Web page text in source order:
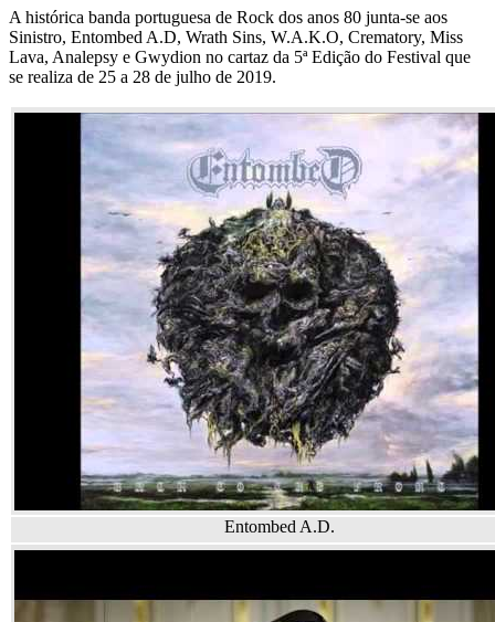
A histórica banda portuguesa de Rock dos anos 80 junta-se aos
Sinistro, Entombed A.D, Wrath Sins, W.A.K.O, Crematory, Miss
Lava, Analepsy e Gwydion no cartaz da 5ª Edição do Festival que
se realiza de 25 a 28 de julho de 2019.
Entombed A.D.